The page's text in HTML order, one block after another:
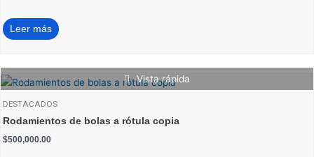
Leer más
Vista rápida
DESTACADOS
Rodamientos de bolas a rótula copia
$500,000.00